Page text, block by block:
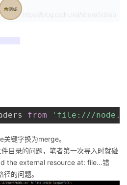
from 'file:///
键字换为merge。
目录的问题，笔者第一次导入时就碰
the external resource at: file…错
的问题。